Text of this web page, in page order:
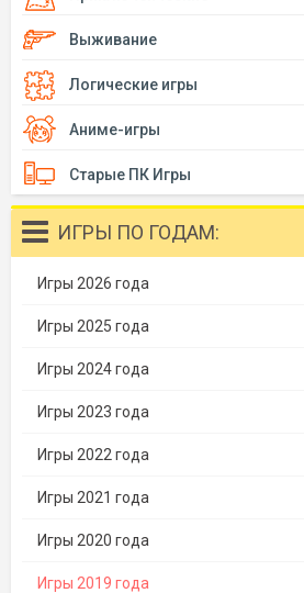
Выживание
Логические игры
Аниме-игры
Старые ПК Игры
ИГРЫ ПО ГОДАМ:
Игры 2026 года
Игры 2025 года
Игры 2024 года
Игры 2023 года
Игры 2022 года
Игры 2021 года
Игры 2020 года
Игры 2019 года